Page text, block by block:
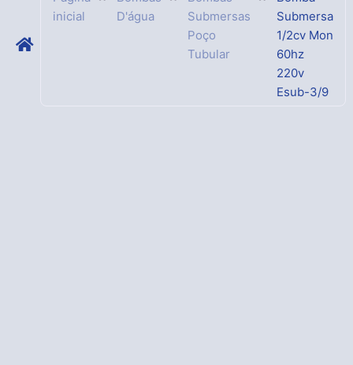
inicial
D'água
Submersas
Poço
Tubular
Submersa
1/2cv Mon
60hz
220v
Esub-3/9